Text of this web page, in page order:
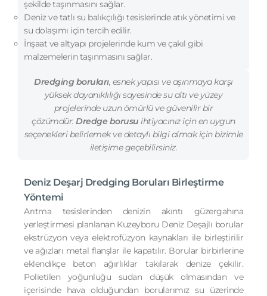
şekilde taşınmasını sağlar.
Deniz ve tatlı su balıkçılığı tesislerinde atık yönetimi ve
su dolaşımı için tercih edilir.
İnşaat ve altyapı projelerinde kum ve çakıl gibi
malzemelerin taşınmasını sağlar.
Dredging boruları, esnek yapısı ve aşınmaya karşı
yüksek dayanıklılığı sayesinde su altı ve yüzey
projelerinde uzun ömürlü ve güvenilir bir
çözümdür.Dredge borusu ihtiyacınız için en uygun
seçenekleri belirlemek ve detaylı bilgi almak için bizimle
iletişime geçebilirsiniz.
Deniz Deşarj Dredging Boruları Birleştirme
Yöntemi
Arıtma tesislerinden denizin akıntı güzergahına
yerleştirmesi planlanan Kuzeyboru Deniz Deşajlı borular
ekstrüzyon veya elektrofüzyon kaynakları ile birleştirilir
ve ağızları metal flanşlar ile kapatılır. Borular birbirlerine
eklendikçe beton ağırlıklar takılarak denize çekilir.
Polietilen yoğunluğu sudan düşük olmasından ve
içerisinde hava olduğundan borularımız su üzerinde